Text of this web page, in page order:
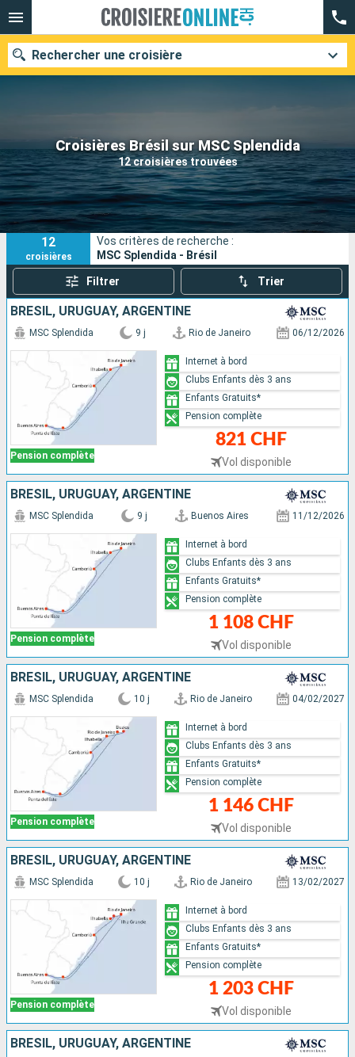
Croisières Brésil sur MSC Splendida
12 croisières trouvées
Rechercher une croisière
Nos destinations
Mois de départ
Ports Compagnies
Rechercher
12
croisières
Vos critères de recherche :
MSC Splendida - Brésil
Filtrer Trier
BRÉSIL, URUGUAY, ARGENTINE
Pension complète
MSC Splendida 9 j Rio de Janeiro 06/12/2026
821 CHF
Vol disponible
Internet à bord
Clubs Enfants dès 3 ans
Enfants Gratuits*
Pension complète
BRÉSIL, URUGUAY, ARGENTINE
Pension complète
MSC Splendida 9 j Buenos Aires 11/12/2026
1 108 CHF
Vol disponible
Internet à bord
Clubs Enfants dès 3 ans
Enfants Gratuits*
Pension complète
BRÉSIL, URUGUAY, ARGENTINE
Pension complète
MSC Splendida 10 j Rio de Janeiro 04/02/2027
1 146 CHF
Vol disponible
Internet à bord
Clubs Enfants dès 3 ans
Enfants Gratuits*
Pension complète
BRÉSIL, URUGUAY, ARGENTINE
Pension complète
MSC Splendida 10 j Rio de Janeiro 13/02/2027
1 203 CHF
Vol disponible
Internet à bord
Clubs Enfants dès 3 ans
Enfants Gratuits*
Pension complète
BRÉSIL, URUGUAY, ARGENTINE